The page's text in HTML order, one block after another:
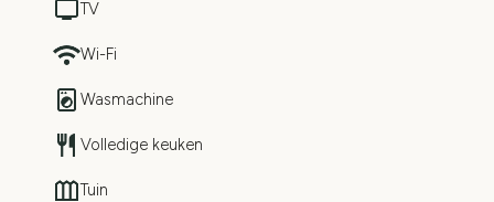
TV
Wi-Fi
Wasmachine
Volledige keuken
Tuin